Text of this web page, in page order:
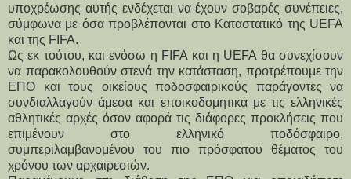
υποχρέωσης αυτής ενδέχεται να έχουν σοβαρές συνέπειες,
σύμφωνα με όσα προβλέπονται στο Καταστατικό της UEFA
και της FIFA.
Ως εκ τούτου, και ενόσω η FIFA και η UEFA θα συνεχίσουν
να παρακολουθούν στενά την κατάσταση, προτρέπουμε την
ΕΠΟ και τους οικείους ποδοσφαιρικούς παράγοντες να
συνδιαλλαγούν άμεσα και εποικοδομητικά με τις ελληνικές
αθλητικές αρχές όσον αφορά τις διάφορες προκλήσεις που
επιμένουν στο ελληνικό ποδόσφαιρο,
συμπεριλαμβανομένου του πιο πρόσφατου θέματος του
χρόνου των αρχαιρεσιών.